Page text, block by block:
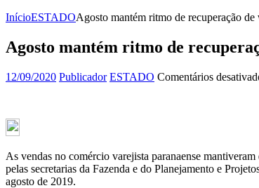
InícioESTADOAgosto mantém ritmo de recuperação de
Agosto mantém ritmo de
12/09/2020 Publicador ESTADO Comentários
As vendas no comércio varejista paranaense
pelas secretarias da Fazenda e do Planejamento e
agosto de 2019.